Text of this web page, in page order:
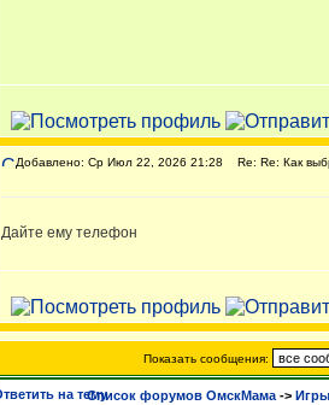
Добавлено: Ср Июл 22, 2026 21:28 Re: Re: Как
Дайте ему телефон
Показать сообщения:
Список форумов ОмскМама ->